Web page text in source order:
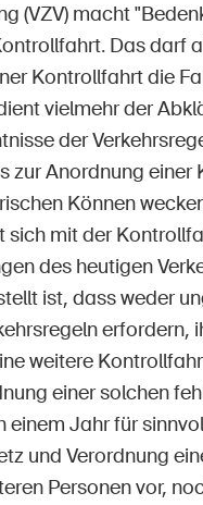
(VZV) macht
Das darf
Kontrollfahrt die
vielmehr der
der
zur Anordnung
Können
sich mit der
des heutigen
ist, dass weder
erfordern,
weitere
einer solchen
Jahr für
und Verordnung
Personen vor,